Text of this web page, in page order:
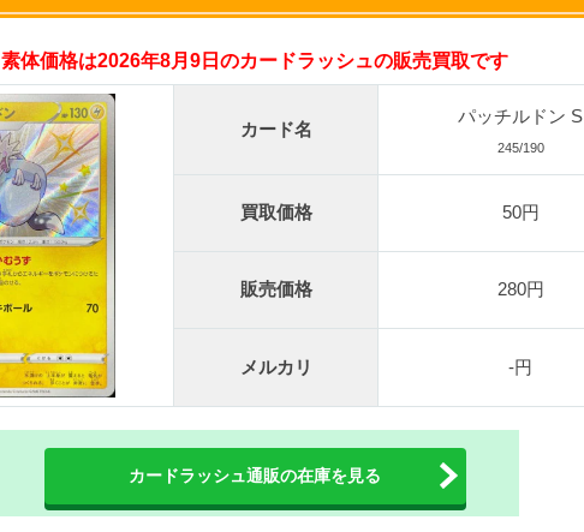
・新規登録で無料100連できる！
・初回購入は500coinが50円
TVCM記念！激熱イベント開催中
オリくじ公式はこちら ＞
・リリース1周年イベント開催中！
・新規登録で最大90%OFF
TORAオリパ公式はこちら ＞
素体価格は2026年8月9日のカードラッシュの販売買取です
カード名
パッチルドン S
245/190
買取価格 50円
販売価格 280円
メルカリ -円
カードラッシュ通販の在庫を見る